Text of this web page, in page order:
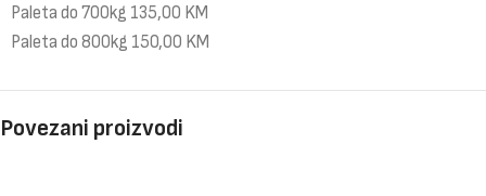
Paleta do 700kg 135,00 KM
Paleta do 800kg 150,00 KM
Povezani proizvodi